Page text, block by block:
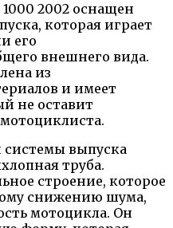
2002 оснащен
которая играет
его
внешнего вида.
из
и имеет
не оставит
выпуска
труба.
строение, которое
снижению шума,
мотоцикла. Он